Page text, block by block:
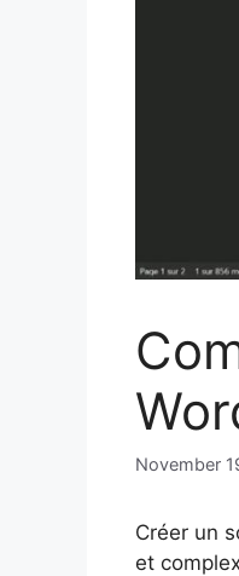
November
Créer un
et